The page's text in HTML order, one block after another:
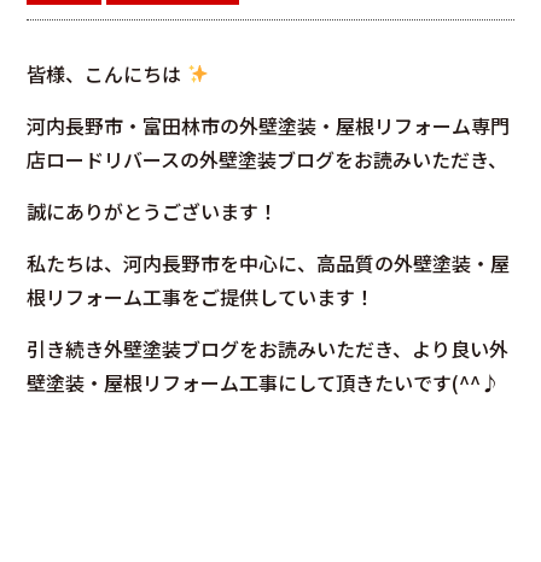
皆様、こんにちは
河内長野市・富田林市の外壁塗装・屋根リフォーム専門
店ロードリバースの外壁塗装ブログをお読みいただき、
誠にありがとうございます！
私たちは、河内長野市を中心に、高品質の外壁塗装・屋
根リフォーム工事をご提供しています！
引き続き外壁塗装ブログをお読みいただき、より良い外
壁塗装・屋根リフォーム工事にして頂きたいです(^^♪